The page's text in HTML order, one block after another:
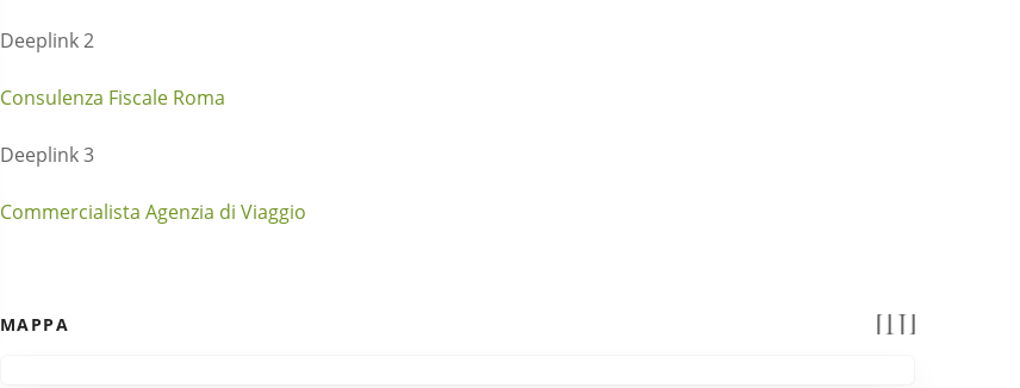
Deeplink 2
Consulenza Fiscale Roma
Deeplink 3
Commercialista Agenzia di Viaggio
MAPPA